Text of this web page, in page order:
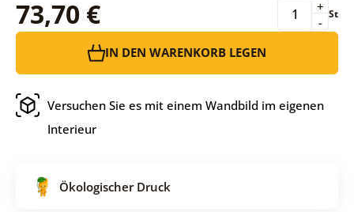
73,70 € -
+ St
IN DEN WARENKORB LEGEN
Versuchen Sie es mit einem Wandbild im eigenen
Interieur
Ökologischer Druck